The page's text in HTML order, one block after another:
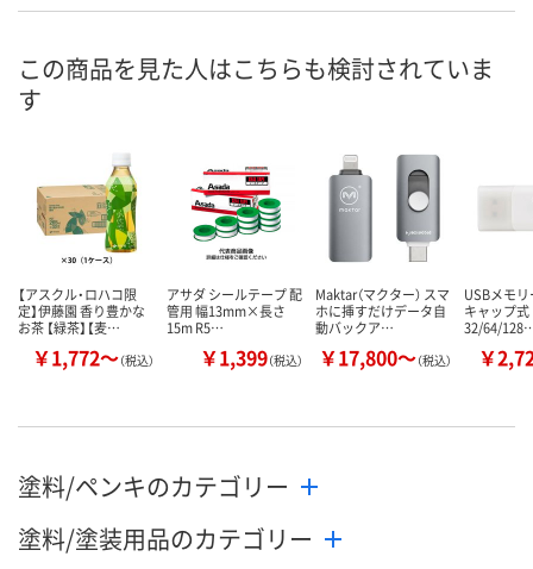
カゴへ カゴへ
この商品を見た人はこちらも検討されていま
す
【アスクル・ロハコ限
定】伊藤園 香り豊かな
お茶 【緑茶】【麦…
￥1,772～（税込）
アサダ シールテープ 配
管用 幅13mm×長さ
15m R5…
￥1,399（税込）
Maktar（マクター） スマ
ホに挿すだけデータ自
動バックア…
￥17,800～（税込）
USBメモ
キャップ式
32/64/
￥
塗料/ペンキのカテゴリー
塗料/塗装用品のカテゴリー